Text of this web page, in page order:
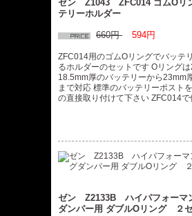
ゼン Z1043 ZFC014 ゴムOリ
テリーホルダー
660円 594円
ZFC014用のゴムOリングでバッテ
るホルダーのセットです Oリング
18.5mm厚のバッテリーから23mm
まで対応 標準のバッテリーポスト
の直接取り付けて下さい ZFC014で
ゼン Z2133B ハイパフォーマ
ダンパー用 ダブルOリング ２